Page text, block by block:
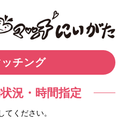
チング
況・時間指定
てください。